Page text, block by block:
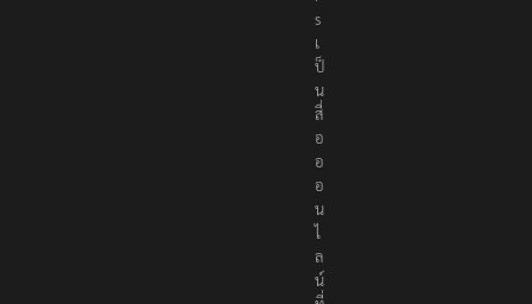
s
เ
ป็
น
สื่
อ
อ
อ
น
ไ
ล
น์